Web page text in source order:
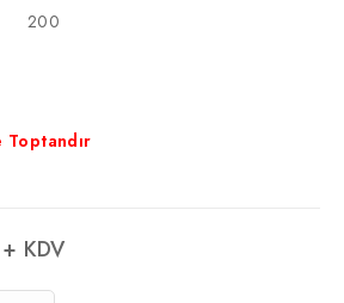
200
Toptandır
KDV